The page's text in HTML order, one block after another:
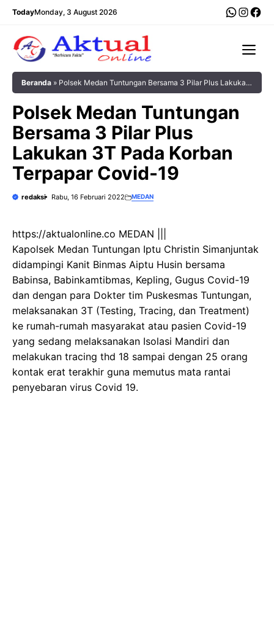
Langsung
TodayMonday, 3 August 2026
Beranda » Polsek Medan Tuntungan Bersama 3 Pilar Plus Lakukan
Polsek Medan Tuntungan
Bersama 3 Pilar Plus
Lakukan 3T Pada Korban
Terpapar Covid-19
redaksi Rabu, 16 Februari 2022 MEDAN
https://aktualonline.co MEDAN |||
Kapolsek Medan Tuntungan Iptu Christin Simanjuntak
didampingi Kanit Binmas Aiptu Husin bersama
Babinsa, Babinkamtibmas, Kepling, Gugus Covid-19
dan dengan para Dokter tim Puskesmas Tuntungan,
melaksanakan 3T (Testing, Tracing, dan Treatment)
ke rumah-rumah masyarakat atau pasien Covid-19
yang sedang melaksanakan Isolasi Mandiri dan
melakukan tracing thd 18 sampai dengan 25 orang
kontak erat terakhir guna memutus mata rantai
penyebaran virus Covid 19.